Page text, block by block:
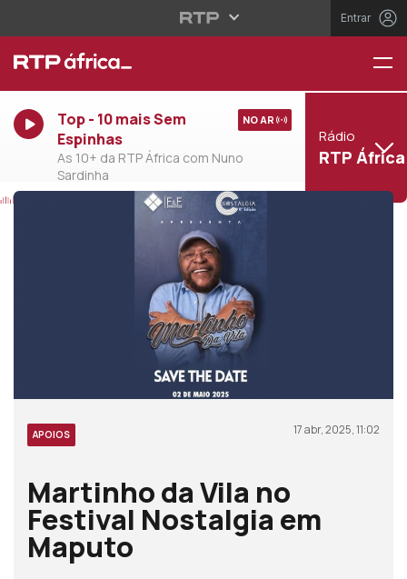
Entrar
Top - 10 mais Sem
Espinhas
As 10+ da RTP África com Nuno
Sardinha
NO AR
Rádio
RTP África
APOIOS 17 abr, 2025, 11:02
Martinho da Vila no
Festival Nostalgia em
Maputo